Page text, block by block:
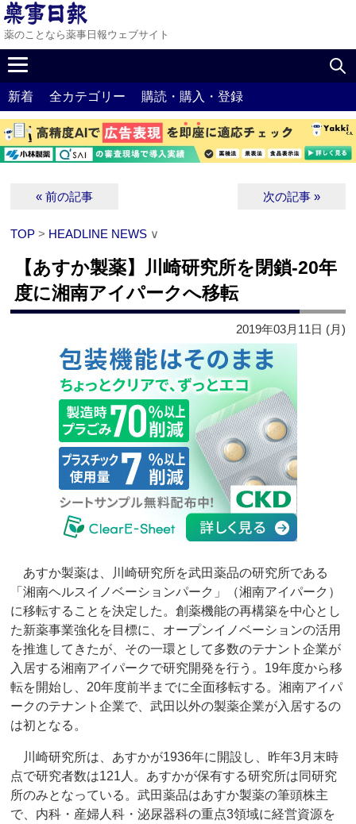
薬のことなら薬事日報ウェブサイト
新着 全カテゴリー 購読・購入・登録
« 前の記事 次の記事 »
TOP > HEADLINE NEWS ∨
【あすか製薬】川崎研究所を閉鎖‐20年
度に湘南アイパークへ移転
2019年03月11日 (月)
あすか製薬は、川崎研究所を武田薬品の研究所である
「湘南ヘルスイノベーションパーク」（湘南アイパーク）
に移転することを決定した。創薬機能の再構築を中心とし
た新薬事業強化を目標に、オープンイノベーションの活用
を推進してきたが、その一環として多数のテナント企業が
入居する湘南アイパークで研究開発を行う。19年度から移
転を開始し、20年度前半までに全面移転する。湘南アイパ
ークのテナント企業で、武田以外の製薬企業が入居するの
は初となる。
川崎研究所は、あすかが1936年に開設し、昨年3月末時
点で研究者数は121人。あすかが保有する研究所は同研究
所のみとなっている。武田薬品はあすか製薬の筆頭株主
で、内科・産婦人科・泌尿器科の重点3領域に経営資源を